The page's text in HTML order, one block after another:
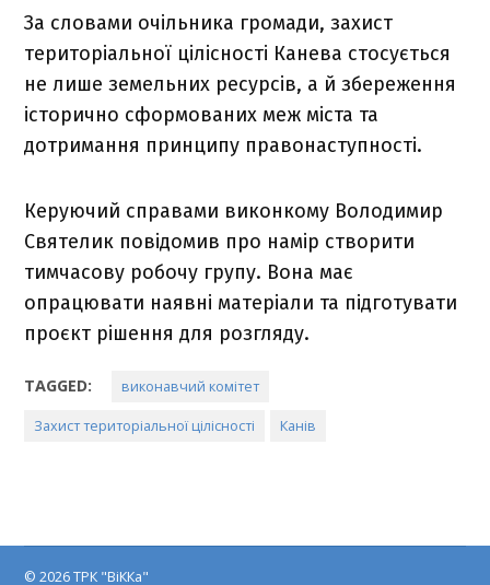
За словами очільника громади, захист
територіальної цілісності Канева стосується
не лише земельних ресурсів, а й збереження
історично сформованих меж міста та
дотримання принципу правонаступності.
Керуючий справами виконкому Володимир
Святелик повідомив про намір створити
тимчасову робочу групу. Вона має
опрацювати наявні матеріали та підготувати
проєкт рішення для розгляду.
TAGGED: виконавчий комітет
Захист територіальної цілісності Канів
© 2026 ТРК "ВіККа"